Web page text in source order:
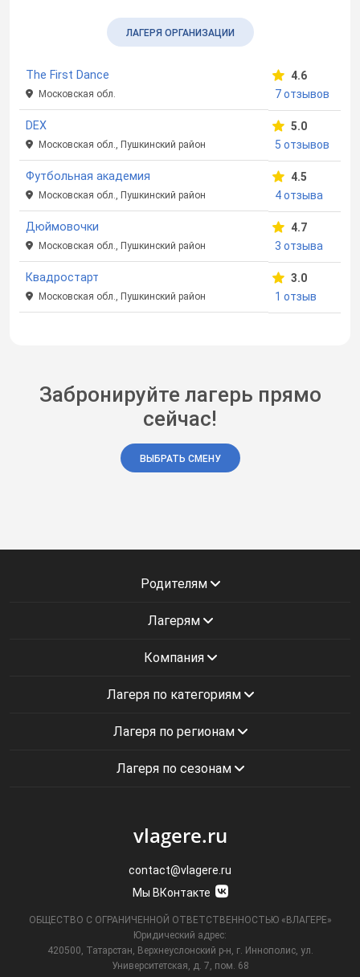
ЛАГЕРЯ ОРГАНИЗАЦИИ
The First Dance
Московская обл.
4.6
7 отзывов
DEX
Московская обл., Пушкинский район
5.0
5 отзывов
Футбольная академия
Московская обл., Пушкинский район
4.5
4 отзыва
Дюймовочки
Московская обл., Пушкинский район
4.7
3 отзыва
Квадростарт
Московская обл., Пушкинский район
3.0
1 отзыв
Забронируйте лагерь прямо
сейчас!
ВЫБРАТЬ СМЕНУ
Родителям
Лагерям
Компания
Лагеря по категориям
Лагеря по регионам
Лагеря по сезонам
vlagere.ru
contact@vlagere.ru
Мы ВКонтакте
ОБЩЕСТВО С ОГРАНИЧЕННОЙ ОТВЕТСТВЕННОСТЬЮ «ВЛАГЕРЕ»
Юридический адрес:
420500, Татарстан, Верхнеуслонский р-н, г. Иннополис, ул.
Университетская,
д. 7, пом. 68